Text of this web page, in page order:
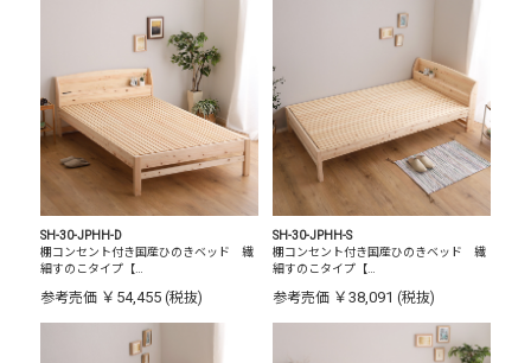
SH-30-JPHH-D
棚コンセント付き国産ひのきベッド 繊
細すのこタイプ【…
参考売価 ￥54,455 (税抜)
SH-30-JPHH-S
棚コンセント付き国産ひのきベッド 繊
細すのこタイプ【…
参考売価 ￥38,091 (税抜)